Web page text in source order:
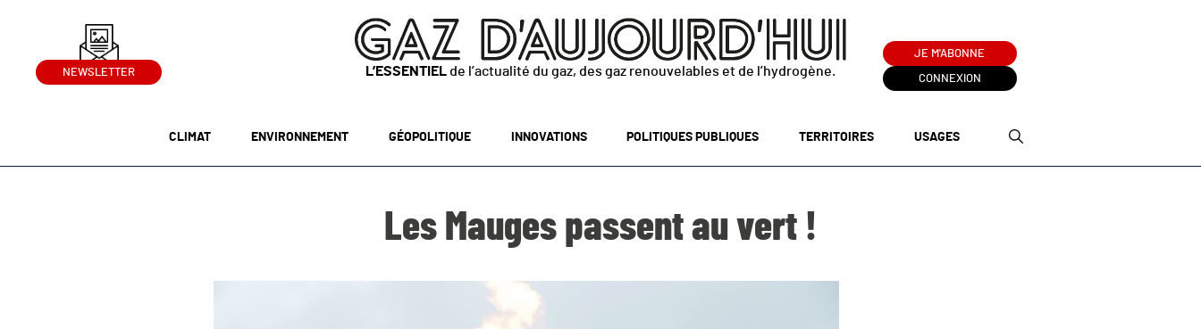
NEWSLETTER L’ESSENTIEL de l’actualité du gaz, des gaz renouvelables et de l’hydrogène.
JE M'ABONNE
CONNEXION
CLIMAT ENVIRONNEMENT GÉOPOLITIQUE INNOVATIONS POLITIQUES PUBLIQUES TERRITOIRES USAGES
Les Mauges passent au vert !